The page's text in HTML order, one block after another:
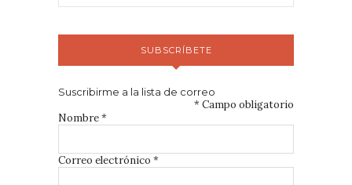
SUBSCRÍBETE
Suscribirme a la lista de correo
* Campo obligatorio
Nombre*
Correo electrónico *